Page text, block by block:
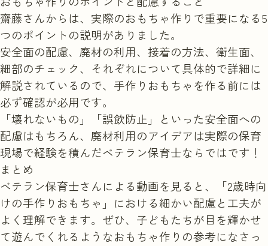
齋藤さんからは、実際のおもちゃ作りで重要になる5
つのポイントの説明がありました。
安全面の配慮、廃材の利用、接着の方法、衛生面、
細部のチェック、それぞれについて具体的で詳細に
解説されているので、手作りおもちゃを作る前には
必ず確認が必用です。
「壊れないもの」「誤飲防止」といった安全面への
配慮はもちろん、廃材利用のアイデアは実際の保育
現場で経験を積んだベテラン保育士ならではです！
まとめ
ベテラン保育士さんによる動画を見ると、「2歳時向
けの手作りおもちゃ」における細かい配慮と工夫が
よく理解できます。ぜひ、子どもたちが目を輝かせ
て遊んでくれるようなおもちゃ作りの参考になさっ